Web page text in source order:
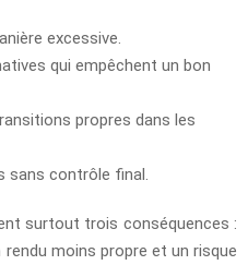
excessive.
qui empêchent un bon
propres dans les
sans contrôle final.
surtout trois conséquences :
moins propre et un risque